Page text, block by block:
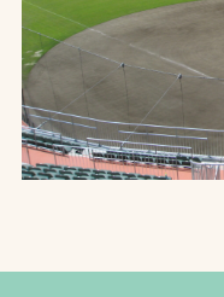
文字の見えづらさ